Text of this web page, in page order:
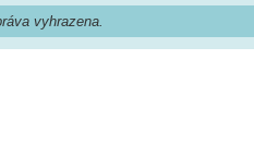
vyhrazena.